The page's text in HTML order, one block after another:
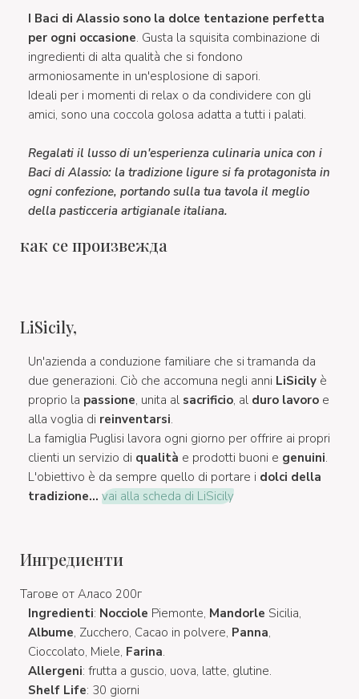
I Baci di Alassio sono la dolce tentazione perfetta
per ogni occasione. Gusta la squisita combinazione di
ingredienti di alta qualità che si fondono
armoniosamente in un'esplosione di sapori.
Ideali per i momenti di relax o da condividere con gli
amici, sono una coccola golosa adatta a tutti i palati.
Regalati il lusso di un'esperienza culinaria unica con i
Baci di Alassio: la tradizione ligure si fa protagonista in
ogni confezione, portando sulla tua tavola il meglio
della pasticceria artigianale italiana.
как се произвежда
LiSicily,
Un'azienda a conduzione familiare che si tramanda da
due generazioni. Ciò che accomuna negli anni LiSicily è
proprio la passione, unita al sacrificio, al duro lavoro e
alla voglia di reinventarsi.
La famiglia Puglisi lavora ogni giorno per offrire ai propri
clienti un servizio di qualità e prodotti buoni e genuini.
L'obiettivo è da sempre quello di portare i dolci della
tradizione... vai alla scheda di LiSicily
Ингредиенти
Тагове от Аласо 200г
Ingredienti: Nocciole Piemonte, Mandorle Sicilia,
Albume, Zucchero, Cacao in polvere, Panna,
Cioccolato, Miele, Farina.
Allergeni: frutta a guscio, uova, latte, glutine.
Shelf Life: 30 giorni